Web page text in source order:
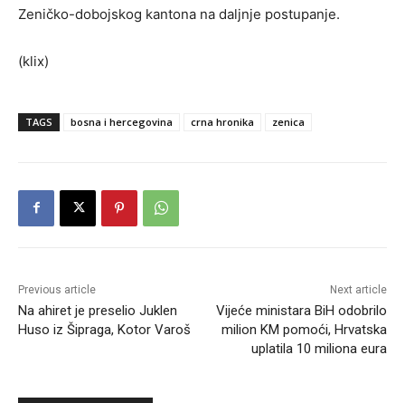
Zeničko-dobojskog kantona na daljnje postupanje.
(klix)
TAGS bosna i hercegovina crna hronika zenica
Previous article
Na ahiret je preselio Juklen
Huso iz Šipraga, Kotor Varoš
Next article
Vijeće ministara BiH odobrilo
milion KM pomoći, Hrvatska
uplatila 10 miliona eura